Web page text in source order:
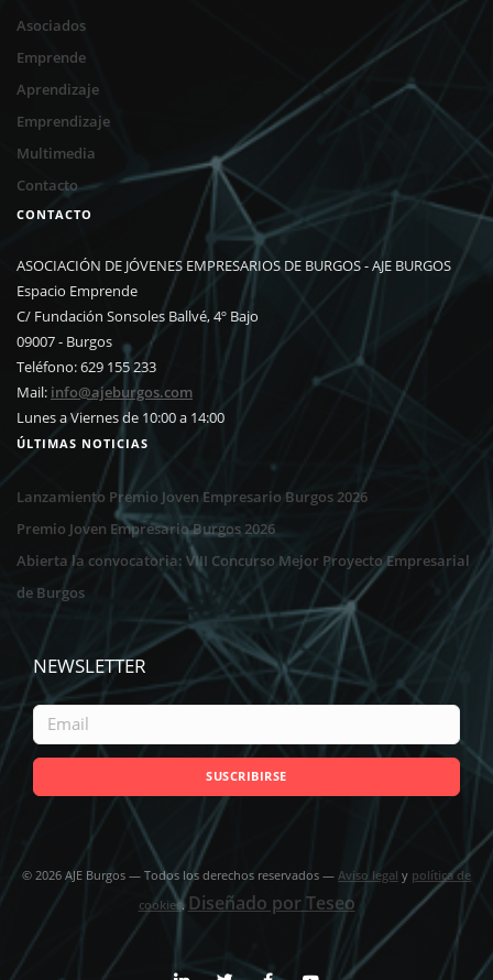
Asociados
Emprende
Aprendizaje
Emprendizaje
Multimedia
Contacto
CONTACTO
ASOCIACIÓN DE JÓVENES EMPRESARIOS DE BURGOS - AJE BURGOS
Espacio Emprende
C/ Fundación Sonsoles Ballvé, 4º Bajo
09007 - Burgos
Teléfono: 629 155 233
Mail: info@ajeburgos.com
Lunes a Viernes de 10:00 a 14:00
ÚLTIMAS NOTICIAS
Lanzamiento Premio Joven Empresario Burgos 2026
Premio Joven Empresario Burgos 2026
Abierta la convocatoria: VIII Concurso Mejor Proyecto Empresarial
de Burgos
NEWSLETTER
SUSCRIBIRSE
© 2026 AJE Burgos — Todos los derechos reservados — Aviso legal y política de
cookies. Diseñado por Teseo